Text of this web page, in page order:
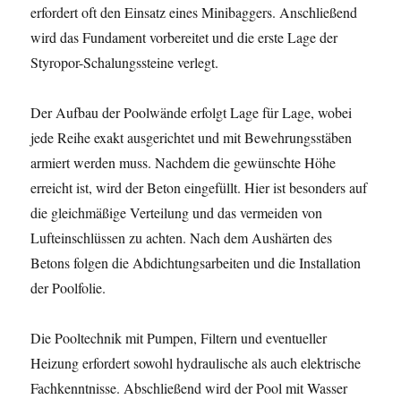
erfordert oft den Einsatz eines Minibaggers. Anschließend
wird das Fundament vorbereitet und die erste Lage der
Styropor-Schalungssteine verlegt.
Der Aufbau der Poolwände erfolgt Lage für Lage, wobei
jede Reihe exakt ausgerichtet und mit Bewehrungsstäben
armiert werden muss. Nachdem die gewünschte Höhe
erreicht ist, wird der Beton eingefüllt. Hier ist besonders auf
die gleichmäßige Verteilung und das vermeiden von
Lufteinschlüssen zu achten. Nach dem Aushärten des
Betons folgen die Abdichtungsarbeiten und die Installation
der Poolfolie.
Die Pooltechnik mit Pumpen, Filtern und eventueller
Heizung erfordert sowohl hydraulische als auch elektrische
Fachkenntnisse. Abschließend wird der Pool mit Wasser